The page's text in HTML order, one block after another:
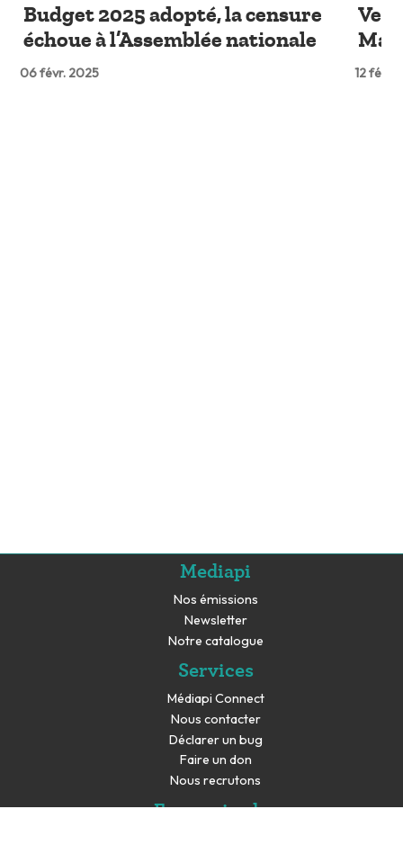
Budget 2025 adopté, la censure
échoue à l’Assemblée nationale
06 févr. 2025 12 févr.
Mediapi
Nos émissions
Newsletter
Notre catalogue
Services
Médiapi Connect
Nous contacter
Déclarer un bug
Faire un don
Nous recrutons
En savoir plus